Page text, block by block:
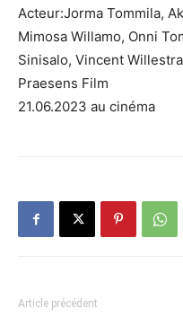
Acteur:Jorma Tommila,
Mimosa Willamo, Onni
Sinisalo, Vincent
Praesens Film
21.06.2023 au cinéma
Article précédent